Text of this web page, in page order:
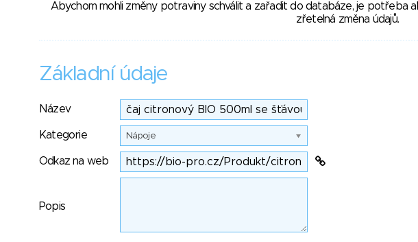
Abychom mohli změny potraviny schválit a zařadit do databáze, je potřeba
zřetelná změna údajů.
Základní údaje
Název
Kategorie Nápoje
Odkaz na web
Popis